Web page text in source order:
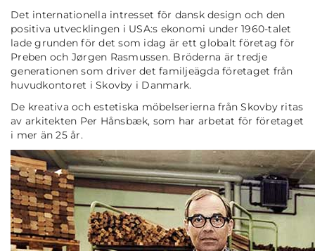
Det internationella intresset för dansk design och den
positiva utvecklingen i USA:s ekonomi under 1960-talet
lade grunden för det som idag är ett globalt företag för
Preben och Jørgen Rasmussen. Bröderna är tredje
generationen som driver det familjeägda företaget från
huvudkontoret i Skovby i Danmark.
De kreativa och estetiska möbelserierna från Skovby ritas
av arkitekten Per Hånsbæk, som har arbetat för företaget
i mer än 25 år.